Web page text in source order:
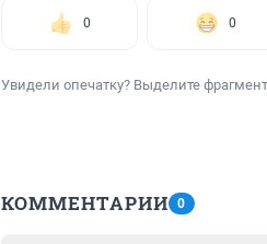
0 0
Увидели опечатку? Выделите
КОММЕНТАРИИ 0